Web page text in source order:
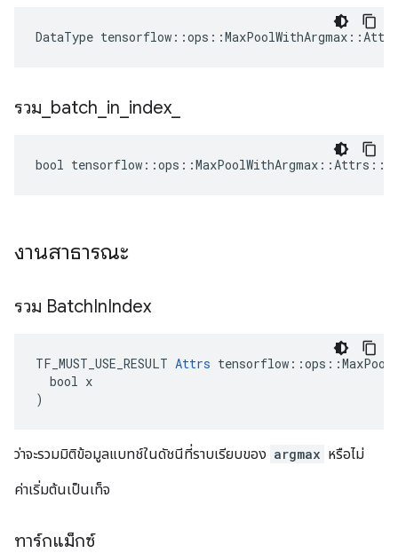
DataType
รวม batch in index
bool
งานสาธารณะ
รวม BatchInIndex
TF_MUST_USE_RESULT Attrs
  bool x
)
ว่าจะรวมมิติข้อมูลแบทช์ในดัชนีที่ราบเรียบของ argmax หรือไม่
ค่าเริ่มต้นเป็นเท็จ
ทาร์กแม็กซ์